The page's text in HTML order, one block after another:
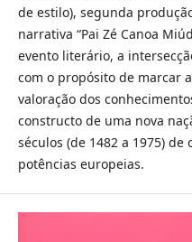
de estilo), segunda
narrativa “Pai Zé Canoa
evento literário, a
com o propósito de marcar
valoração dos
constructo de uma nova
séculos (de 1482 a 1975)
potências europeias.